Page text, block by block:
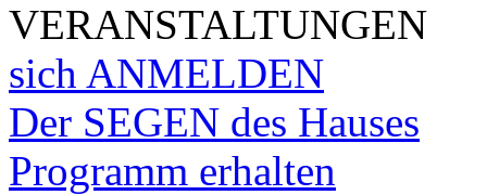
VERANSTALTUNGEN
sich ANMELDEN
Der SEGEN des Hauses
Programm erhalten